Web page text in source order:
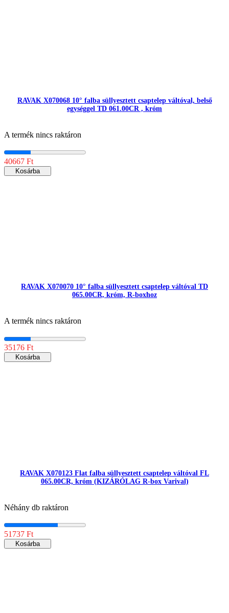
RAVAK X070068 10° falba süllyesztett csaptelep váltóval, belső
egységgel TD 061.00CR , króm
A termék nincs raktáron
40667 Ft
Kosárba
RAVAK X070070 10° falba süllyesztett csaptelep váltóval TD
065.00CR, króm, R-boxhoz
A termék nincs raktáron
35176 Ft
Kosárba
RAVAK X070123 Flat falba süllyesztett csaptelep váltóval FL
065.00CR, króm (KIZÁRÓLAG R-box Varival)
Néhány db raktáron
51737 Ft
Kosárba